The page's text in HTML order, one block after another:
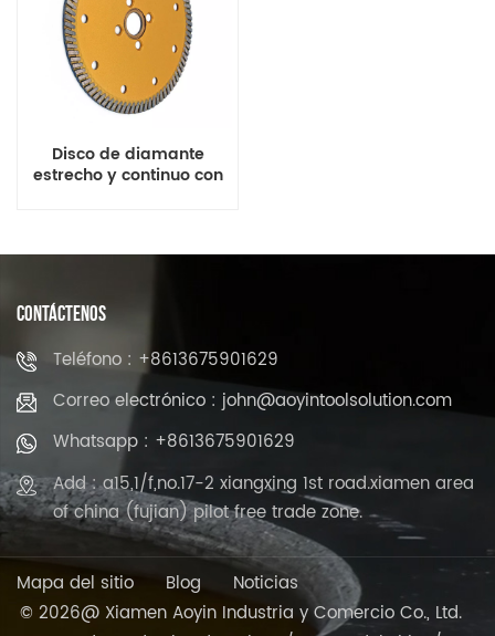
Disco de diamante
estrecho y continuo con
CONTÁCTENOS
Teléfono : +8613675901629
Correo electrónico : john@aoyintoolsolution.com
Whatsapp : +8613675901629
Add : a15,1/f,no.17-2 xiangxing 1st road.xiamen area
of china (fujian) pilot free trade zone.
Mapa del sitio Blog
Noticias
© 2026@ Xiamen Aoyin Industria y Comercio Co., Ltd.